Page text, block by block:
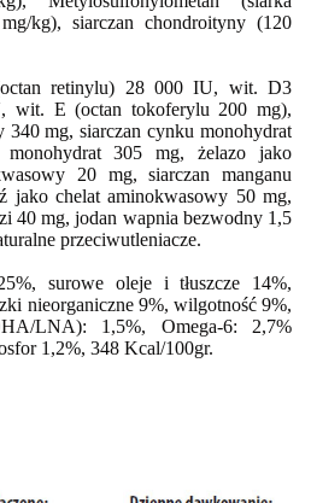
kg), siarczan chondroityny (120
retinylu) 28 000 IU, wit. D3
wit. E (octan tokoferylu 200 mg),
mg, siarczan cynku monohydrat
monohydrat 305 mg, żelazo jako
20 mg, siarczan manganu
jako chelat aminokwasowy 50 mg,
40 mg, jodan wapnia bezwodny 1,5
przeciwutleniacze.
surowe oleje i tłuszcze 14%,
nieorganiczne 9%, wilgotność 9%,
LNA): 1,5%, Omega-6: 2,7%
1,2%, 348 Kcal/100gr.